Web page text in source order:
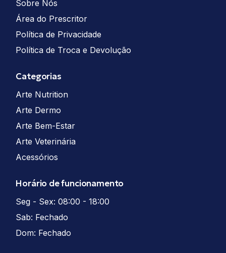
Sobre Nós
Área do Prescritor
Política de Privacidade
Política de Troca e Devolução
Categorias
Arte Nutrition
Arte Dermo
Arte Bem-Estar
Arte Veterinária
Acessórios
Horário de funcionamento
Seg - Sex: 08:00 - 18:00
Sab: Fechado
Dom: Fechado